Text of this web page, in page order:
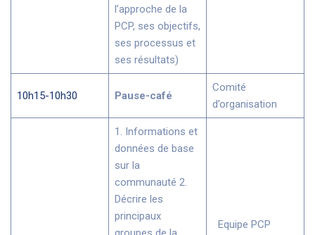
l’approche de la
PCP, ses objectifs,
ses processus et
ses résultats)
10h15-10h30 Pause-café
Comité
d’organisation
1. Informations et
données de base
sur la
communauté 2.
Décrire les
principaux
Equipe PCP